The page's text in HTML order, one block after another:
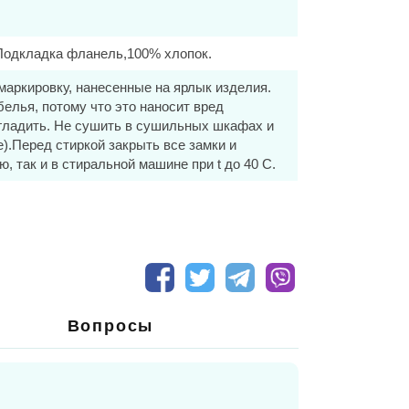
термоизоляцией, легко стирается, сохраняет
этом позволяет испаряться влаге,
Главное направление торговой марки
и пальто с высокими влаго и
0 до- 25 градусов, мембранная ткань.
фланель,100% хлопок.
нанесенные на ярлык изделия.
потому что это наносит вред
Не сушить в сушильных шкафах и
стиркой закрыть все замки и
так и в стиральной машине при t до 40 С.
Вопросы